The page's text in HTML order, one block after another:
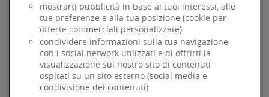
Chi siamo
Dati Societari
Accessibilità
Codice di Condotta
Sicurezza
Informativa sui cookie
Whistleblowing
mostrarti pubblicità in base ai tuoi interessi, alle
tue preferenze e alla tua posizione (cookie per
offerte commerciali personalizzate)
condividere informazioni sulla tua navigazione
con i social network utilizzati e di offrirti la
visualizzazione sul nostro sito di contenuti
ospitati su un sito esterno (social media e
condivisione dei contenuti)